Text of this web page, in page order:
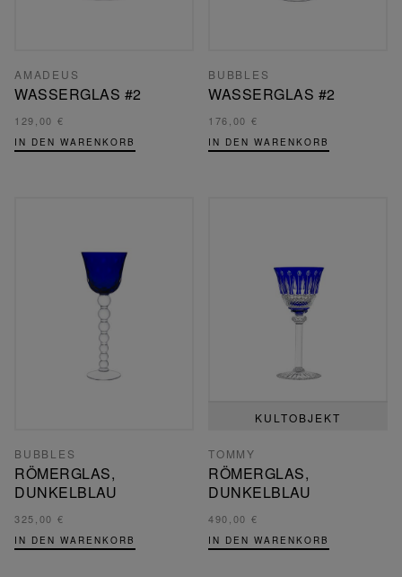
AMADEUS
WASSERGLAS #2
129,00 €
IN DEN WARENKORB
BUBBLES
WASSERGLAS #2
176,00 €
IN DEN WARENKORB
BUBBLES
RÖMERGLAS,
DUNKELBLAU
325,00 €
IN DEN WARENKORB
KULTOBJEKT
TOMMY
RÖMERGLAS,
DUNKELBLAU
490,00 €
IN DEN WARENKORB